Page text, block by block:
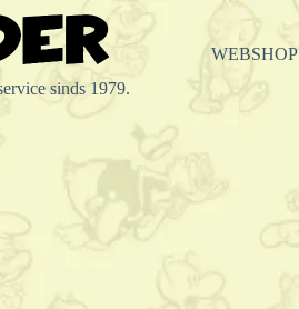
sinds 1979.
WEBSHOP